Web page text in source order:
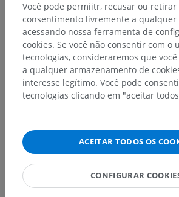
Estruturas subjacentes:Não há
subjacente para esta parte anatômica
Traduções
Encontrou um erro?
Não hesite em nos sugerir uma
melhora de conteúdo.
Você pode permiitr, recusar ou retirar
consentimento livremente a qualquer
acessando nossa ferramenta de
cookies. Se você não consentir com o
tecnologias, consideraremos que
a qualquer armazenamento de
interesse legítimo. Você pode
tecnologias clicando em "aceitar
ACEITAR TODOS OS
CONFIGURAR